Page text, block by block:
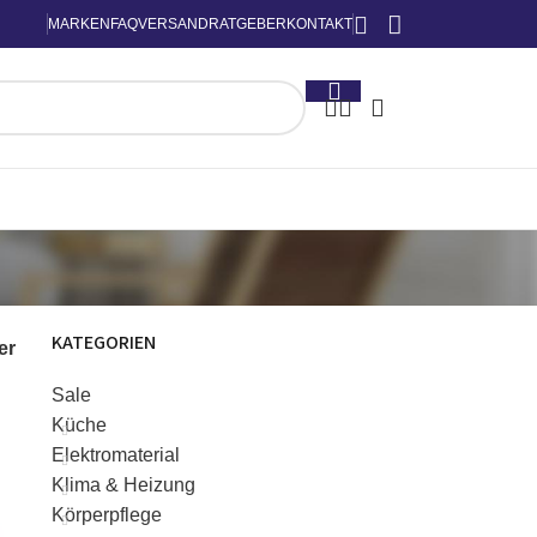
MARKEN FAQVERSAND RATGEBER KONTAKT
KATEGORIEN
Sale
Küche
Elektromaterial
Klima & Heizung
Körperpflege